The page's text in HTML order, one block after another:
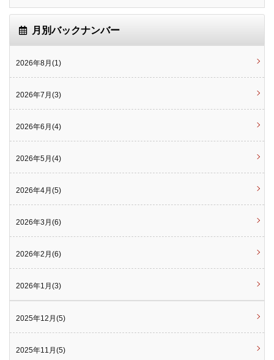
月別バックナンバー
2026年8月(1)
2026年7月(3)
2026年6月(4)
2026年5月(4)
2026年4月(5)
2026年3月(6)
2026年2月(6)
2026年1月(3)
2025年12月(5)
2025年11月(5)